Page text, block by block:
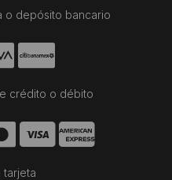
o depósito bancario
crédito o débito
tarjeta